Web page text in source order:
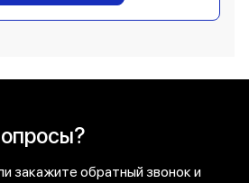
закажите обратный звонок и